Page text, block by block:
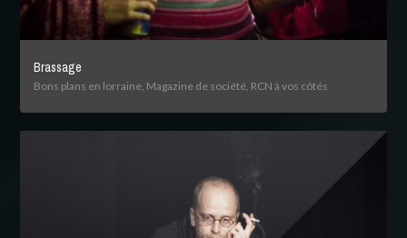
Brassage
Bons plans en lorraine, Magazine de société, RCN à vos côtés